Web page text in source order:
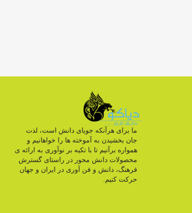
ما برای هرآنکه جویای دانش است، لذت
جان بخشیدن به آموخته ها را خواهانیم و
همواره برآنیم تا با تکیه بر نوآوری به ارائه ی
محصولات دانش محور در راستای گسترش
فرهنگ، دانش و فن آوری در ایران و جهان
حرکت کنیم.